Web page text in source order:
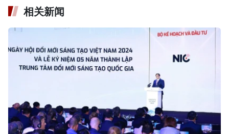
相关新闻